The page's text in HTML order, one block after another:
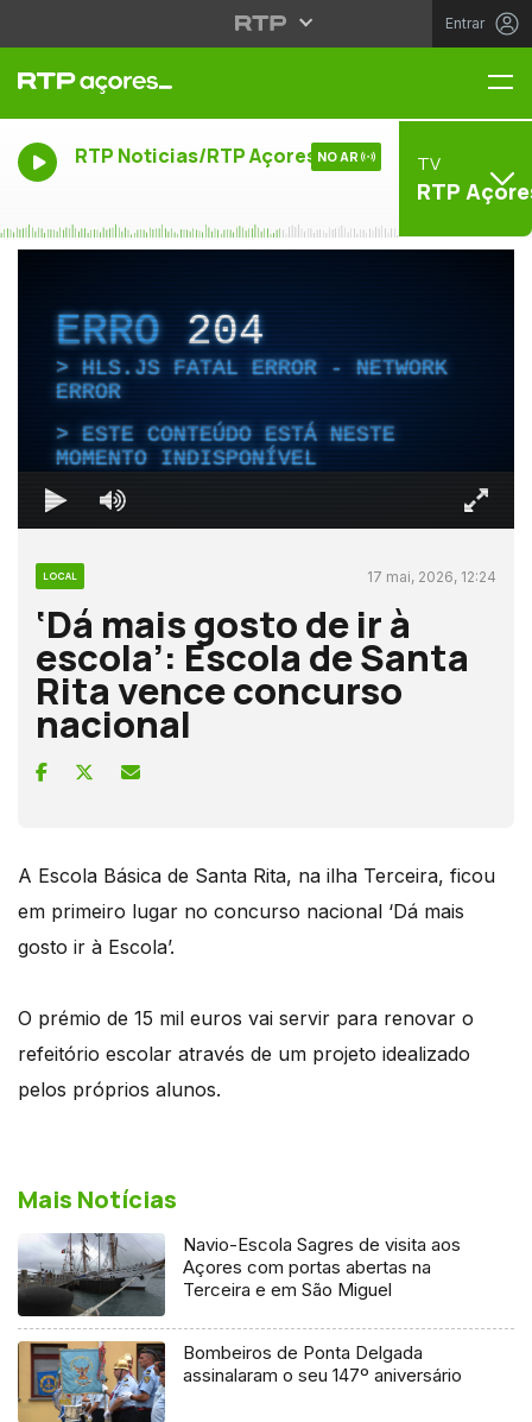
Entrar
RTP Noticias/RTP Açores NO AR TV
RTP
ERRO204
HLS.JS FATAL ERROR - NETWORK
ERROR
ESTE CONTEÚDO ESTÁ NESTE
MOMENTO INDISPONÍVEL
LOCAL 17 mai, 2026, 12:24
‘Dá mais gosto de ir à
escola’: Escola de Santa
Rita vence concurso
nacional
A Escola Básica de Santa Rita, na ilha Terceira, ficou
em primeiro lugar no concurso nacional ‘Dá mais
gosto ir à Escola’.
O prémio de 15 mil euros vai servir para renovar o
refeitório escolar através de um projeto idealizado
pelos próprios alunos.
Mais Notícias
Navio-Escola Sagres de visita aos
Açores com portas abertas na
Terceira e em São Miguel
Bombeiros de Ponta Delgada
assinalaram o seu 147º aniversário